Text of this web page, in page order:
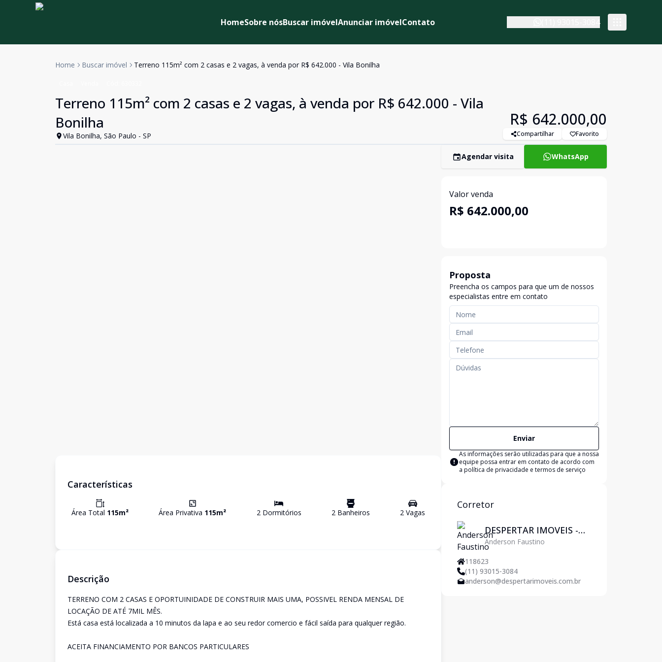
HomeSobre nósBuscar imóvelAnunciar imóvelContato
Home Buscar imóvel Terreno 115m² com 2 casas e 2 vagas, à venda por R$ 642.000 - Vila Bonilha
Terreno 115m² com 2 casas e 2 vagas, à venda por R$ 642.000 - Vila
Bonilha
Vila Bonilha, São Paulo - SP
R$ 642.000,00
Compartilhar Favorito
Características
Área Total 115m² Área Privativa 115m² 2Dormitórios 2Banheiros 2 Vagas
Descrição
TERRENO COM 2 CASAS E OPORTUINIDADE DE CONSTRUIR MAIS UMA, POSSIVEL RENDA MENSAL DE
LOCAÇÃO DE ATÉ 7MIL MÊS.
Está casa está localizada a 10 minutos da lapa e ao seu redor comercio e fácil saída para qualquer região.
ACEITA FINANCIAMENTO POR BANCOS PARTICULARES
Agendar visita WhatsApp
Valor venda
R$ 642.000,00
Proposta
Preencha os campos para que um de nossos
especialistas entre em contato
Enviar
As informações serão utilizadas para que a nossa
equipe possa entrar em contato de acordo com
a política de privacidade e termos de serviço
Corretor
DESPERTAR IMOVEIS -
Pirituba
Anderson Faustino
118623
(11) 93015-3084
anderson@despertarimoveis.com.br